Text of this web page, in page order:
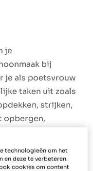
je
bij
je als poetsvrouw
taken uit zoals
strijken,
opbergen,
technologieën om het
en deze te verbeteren.
cookies om content